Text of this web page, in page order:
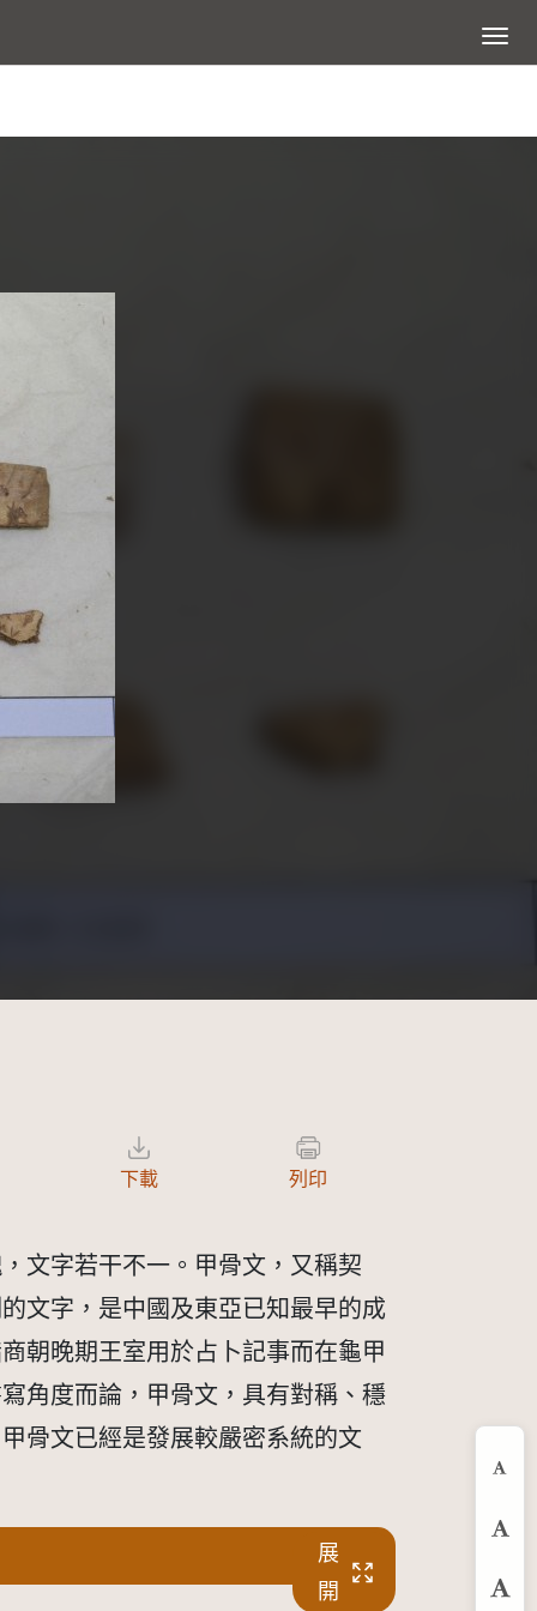
展開選
下載 列印
文字若干不一。甲骨文，又稱契
文字，是中國及東亞已知最早的成
朝晚期王室用於占卜記事而在龜甲
角度而論，甲骨文，具有對稱、穩
骨文已經是發展較嚴密系統的文
展
開
放